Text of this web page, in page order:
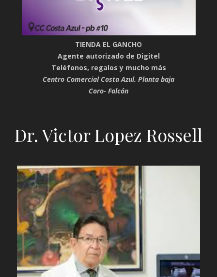
TIENDA EL GANCHO
Agente autorizado de Digitel
Teléfonos, regalos y mucho más
Centro Comercial Costa Azul. Planta baja
Coro- Falcón
Dr. Victor Lopez Rossell